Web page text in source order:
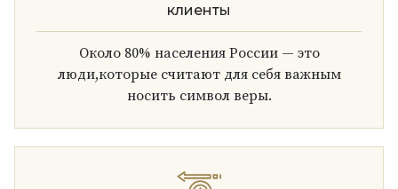
клиенты
Около 80% населения России — это
люди,которые считают для себя важным
носить символ веры.